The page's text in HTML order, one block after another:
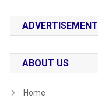
ADVERTISEMENT
ABOUT US
Home